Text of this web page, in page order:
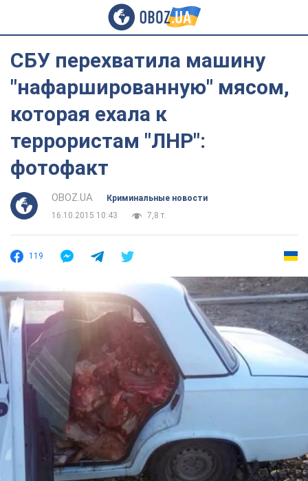
СБУ перехватила машину
"нафаршированную" мясом,
которая ехала к
террористам "ЛНР":
фотофакт
OBOZ.UA
Криминальные новости
16.10.2015 10:43
7,8 т.
119